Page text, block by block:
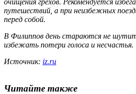
очищения грехов. Рекомендуется
путешествий, а при неизбежных
перед собой.
В Филиппов день стараются не
избежать потери голоса и несчастья.
Источник: iz.ru
Читайте также